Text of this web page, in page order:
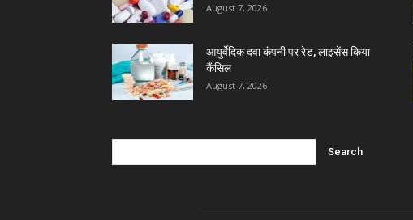
August 7, 2026
आयुर्वेदिक दवा कंपनी पर रेड, लाइसेंस किया
कैंसिल
August 7, 2026